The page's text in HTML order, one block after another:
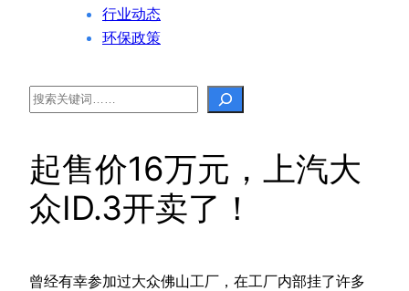
行业动态
环保政策
Search
起售价16万元，上汽大
众ID.3开卖了！
曾经有幸参加过大众佛山工厂，在工厂内部挂了许多